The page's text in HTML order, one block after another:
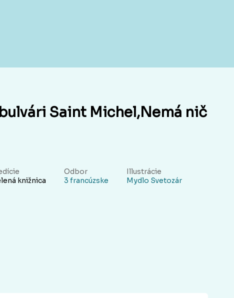
Saint Michel,Nemá nič
knižnica
Odbor
3 francúzske
Illustrácie
Mydlo Svetozár